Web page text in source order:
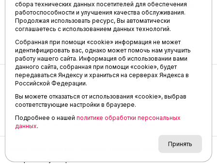
«Чинги-Тура» и «Газпромбанк» одержали разгромные
победы
24 июля, 12:46
#Вячеслав Менов
#Тодор Флорев
#Денис Редикульцев
#Дмитрий Бабанов
«Слава» разгромила «Дом обороны» и вернулась в
тройку лидеров
25 июня, 13:45
#Станислав Мешков
#Андрей Кардаков
#Денис Абышев
#Дмитрий Зарва
Известный вратарь Алексей Усольцев вывел
«Меретояху» в финал
сбора технических данных посетителей для обеспечения
работоспособности и улучшения качества обслуживания.
Продолжая использовать ресурс, Вы автоматически
соглашаетесь с использованием данных технологий.
Собранная при помощи «cookie» информация не может
идентифицировать вас, однако может помочь нам улучшить
работу нашего сайта. Информация об использовании вами
данного сайта, собранная при помощи «cookie», будет
передаваться Яндексу и храниться на серверах Яндекса в
Российской Федерации.
Вы можете отказаться от использования «cookie», выбрав
соответствующие настройки в браузере.
Подробнее о нашей политике обработки персональных
данных.
Принять